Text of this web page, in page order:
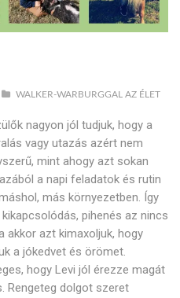
WALKER-WARBURGGAL AZ ÉLET
nagyon jól tudjuk, hogy a
vagy utazás azért nem
mint ahogy azt sokan
a napi feladatok és rutin
más környezetben. Így
pihenés az nincs
akkor azt kimaxoljuk, hogy
a jókedvet és örömet.
hogy Levi jól érezze magát
Rengeteg dolgot szeret